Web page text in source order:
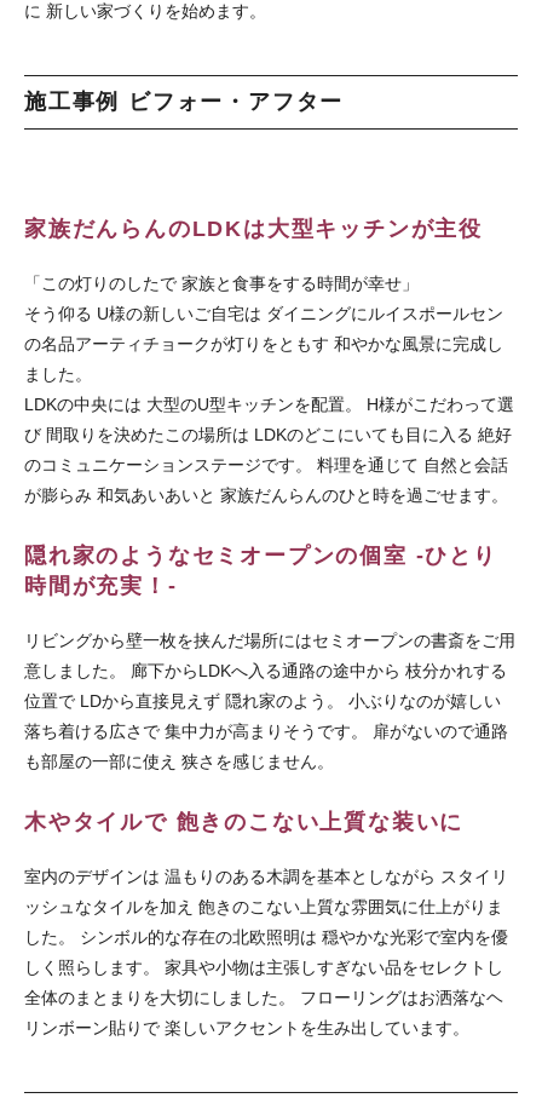
に 新しい家づくりを始めます。
施工事例 ビフォー・アフター
家族だんらんのLDKは大型キッチンが主役
「この灯りのしたで 家族と食事をする時間が幸せ」
そう仰る U様の新しいご自宅は ダイニングにルイスポールセン
の名品アーティチョークが灯りをともす 和やかな風景に完成し
ました。
LDKの中央には 大型のU型キッチンを配置。 H様がこだわって選
び 間取りを決めたこの場所は LDKのどこにいても目に入る 絶好
のコミュニケーションステージです。 料理を通じて 自然と会話
が膨らみ 和気あいあいと 家族だんらんのひと時を過ごせます。
隠れ家のようなセミオープンの個室 -ひとり
時間が充実！-
リビングから壁一枚を挟んだ場所にはセミオープンの書斎をご用
意しました。 廊下からLDKへ入る通路の途中から 枝分かれする
位置で LDから直接見えず 隠れ家のよう。 小ぶりなのが嬉しい
落ち着ける広さで 集中力が高まりそうです。 扉がないので通路
も部屋の一部に使え 狭さを感じません。
木やタイルで 飽きのこない上質な装いに
室内のデザインは 温もりのある木調を基本としながら スタイリ
ッシュなタイルを加え 飽きのこない上質な雰囲気に仕上がりま
した。 シンボル的な存在の北欧照明は 穏やかな光彩で室内を優
しく照らします。 家具や小物は主張しすぎない品をセレクトし
全体のまとまりを大切にしました。 フローリングはお洒落なヘ
リンボーン貼りで 楽しいアクセントを生み出しています。